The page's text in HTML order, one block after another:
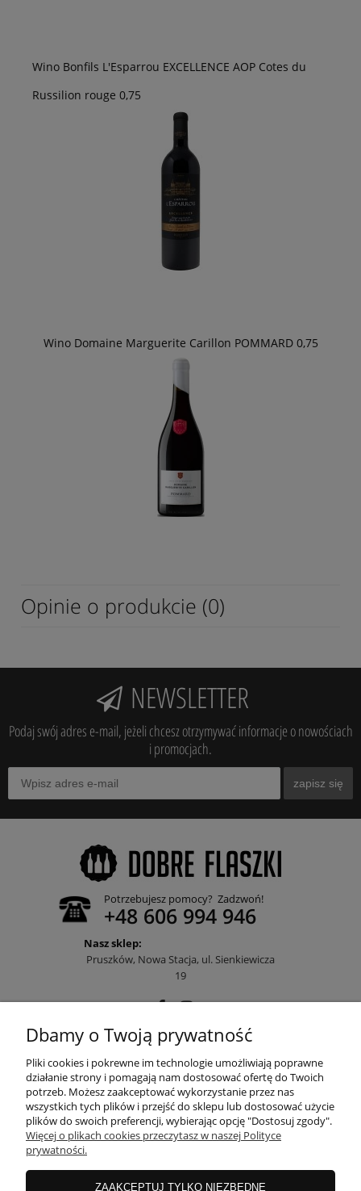
Wino Bonfils L'Esparrou EXCELLENCE AOP Cotes du
Russilion rouge 0,75
Wino Domaine Marguerite Carillon POMMARD 0,75
Opinie o produkcie (0)
NEWSLETTER
Podaj swój adres e-mail, jeżeli chcesz otrzymywać informacje o nowościach
i promocjach.
zapisz się
Potrzebujesz pomocy? Zadzwoń!
+48 606 994 946
Nasz sklep:
Pruszków, Nowa Stacja, ul. Sienkiewicza
19
POMOC
MOJE KONTO
PŁATNOŚCI I DOSTAWA
Dbamy o Twoją prywatność
Pliki cookies i pokrewne im technologie umożliwiają poprawne
działanie strony i pomagają nam dostosować ofertę do Twoich
potrzeb. Możesz zaakceptować wykorzystanie przez nas
wszystkich tych plików i przejść do sklepu lub dostosować użycie
plików do swoich preferencji, wybierając opcję "Dostosuj zgody".
Więcej o plikach cookies przeczytasz w naszej Polityce
prywatności.
ZAAKCEPTUJ TYLKO NIEZBĘDNE